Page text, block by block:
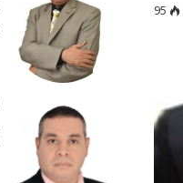
95